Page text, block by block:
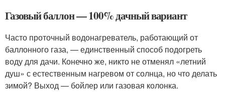
Газовый баллон — 100% дачный вариант
Часто проточный водонагреватель, работающий от
баллонного газа, — единственный способ подогреть
воду для дачи. Конечно же, никто не отменял «летний
душ» с естественным нагревом от солнца, но что делать
зимой? Выход — бойлер или газовая колонка.